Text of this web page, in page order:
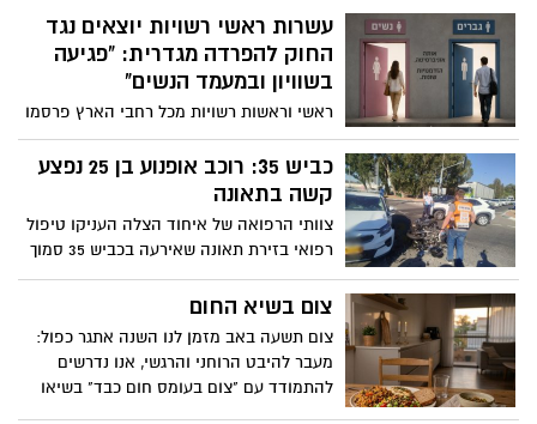
עשרות ראשי רשויות יוצאים נגד
החוק להפרדה מגדרית: "פגיעה
בשוויון ובמעמד הנשים"
ראשי וראשות רשויות מכל רחבי הארץ פרסמו
סרטון משותף ובו הם מביעים התנגדות לחוק
שאושר בכנסת, המרחיב את האפשרות לקיים
מסלולי לימוד בהפרדה מגדרית באקדמיה
כביש 35: רוכב אופנוע בן 25 נפצע
קשה בתאונה
צוותי הרפואה של איחוד הצלה העניקו טיפול
רפואי בזירת תאונה שאירעה בכביש 35 סמוך
לפלוגות גבר בן 25 שנפצע קשה חובשים
ופראמדיקים של מד"א העניקו טיפול רפואי
האופנוע, צעיר בן 23 במצב קשה עם חבלות
בבטן ובגפיים, ו-2 מנוסעי הרכב במצב קל.
צום בשיא החום
צום תשעה באב מזמן לנו השנה אתגר כפול:
מעבר להיבט הרוחני והרגשי, אנו נדרשים
להתמודד עם "צום בעומס חום כבד" בשיאו